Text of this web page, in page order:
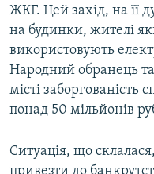
ЖКГ. Цей захід, на її
на будинки, жителі
використовують
Народний обранець
місті заборгованість
понад 50 мільйонів
Ситуація, що